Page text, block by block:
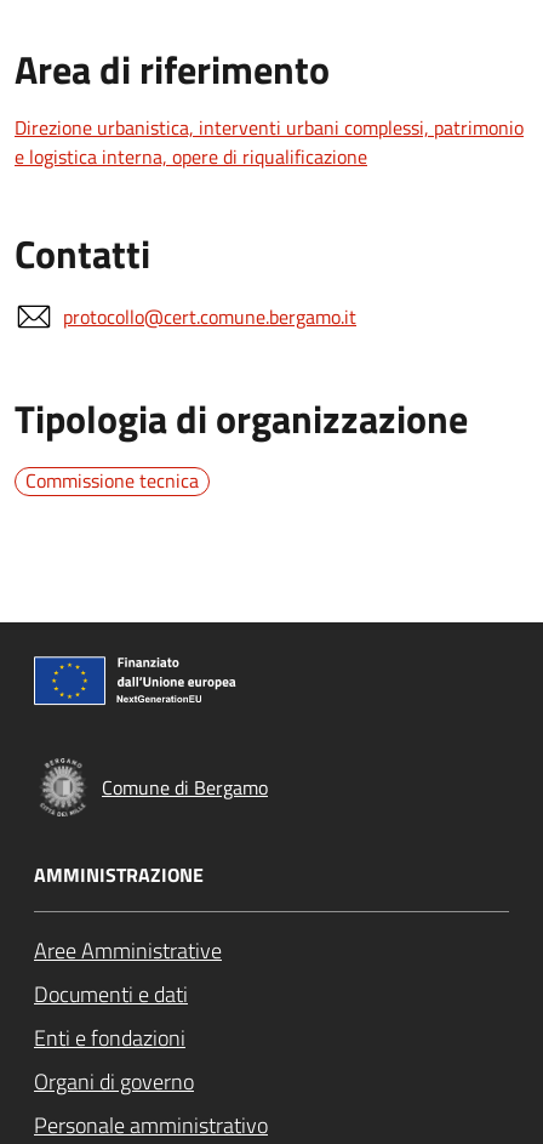
Area di riferimento
Direzione urbanistica, interventi urbani complessi, patrimonio
e logistica interna, opere di riqualificazione
Contatti
protocollo@cert.comune.bergamo.it
Tipologia di organizzazione
Commissione tecnica
Comune di Bergamo
AMMINISTRAZIONE
Aree Amministrative
Documenti e dati
Enti e fondazioni
Organi di governo
Personale amministrativo